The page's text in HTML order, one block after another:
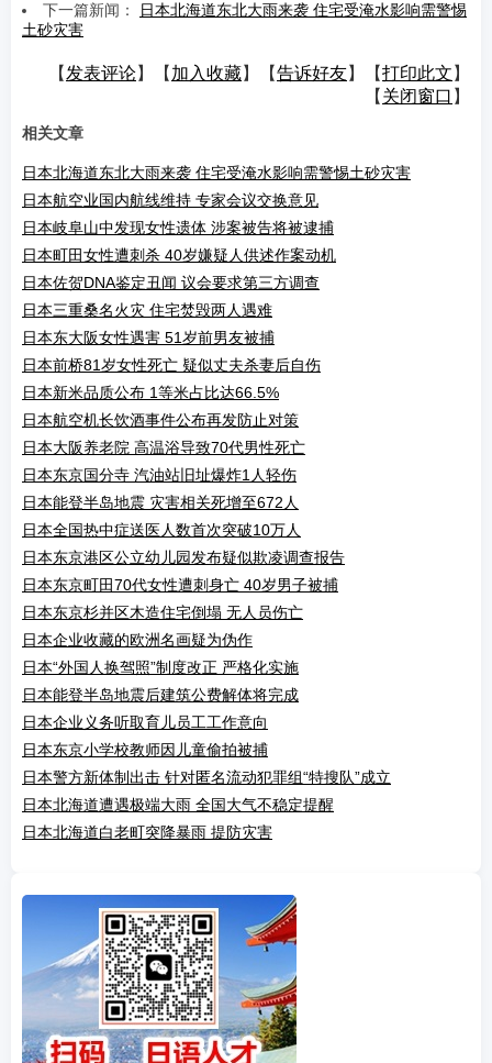
下一篇新闻：
日本北海道东北大雨来袭 住宅受淹水影响需警惕
土砂灾害
【 发表评论】【 加入收藏】【告诉好友】【打印此文 】
【 关闭窗口 】
相关文章
日本北海道东北大雨来袭 住宅受淹水影响需警惕土砂灾害
日本航空业国内航线维持 专家会议交换意见
日本岐阜山中发现女性遗体 涉案被告将被逮捕
日本町田女性遭刺杀 40岁嫌疑人供述作案动机
日本佐贺DNA鉴定丑闻 议会要求第三方调查
日本三重桑名火灾 住宅焚毁两人遇难
日本东大阪女性遇害 51岁前男友被捕
日本前桥81岁女性死亡 疑似丈夫杀妻后自伤
日本新米品质公布 1等米占比达66.5%
日本航空机长饮酒事件公布再发防止对策
日本大阪养老院 高温浴导致70代男性死亡
日本东京国分寺 汽油站旧址爆炸1人轻伤
日本能登半岛地震 灾害相关死增至672人
日本全国热中症送医人数首次突破10万人
日本东京港区公立幼儿园发布疑似欺凌调查报告
日本东京町田70代女性遭刺身亡 40岁男子被捕
日本东京杉并区木造住宅倒塌 无人员伤亡
日本企业收藏的欧洲名画疑为伪作
日本“外国人换驾照”制度改正 严格化实施
日本能登半岛地震后建筑公费解体将完成
日本企业义务听取育儿员工工作意向
日本东京小学校教师因儿童偷拍被捕
日本警方新体制出击 针对匿名流动犯罪组“特搜队”成立
日本北海道遭遇极端大雨 全国大气不稳定提醒
日本北海道白老町突降暴雨 提防灾害